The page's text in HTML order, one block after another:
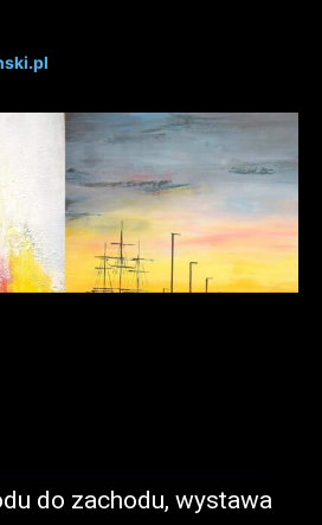
do zachodu, wystawa